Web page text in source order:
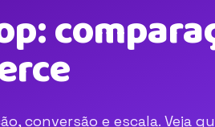
conversão e escala. Veja